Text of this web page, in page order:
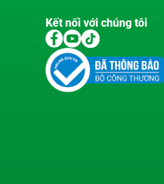
Kết nối với chúng tôi